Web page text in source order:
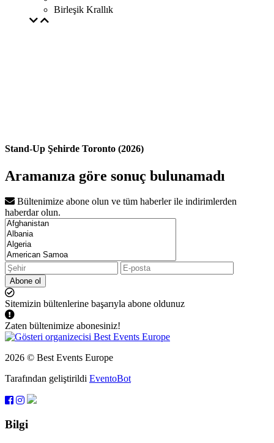
Birleşik Krallık
Stand-Up Şehirde Toronto (2026)
Aramanıza göre sonuç bulunamadı
Bültenimize abone olun ve tüm haberler ile indirimlerden
haberdar olun.
Abone ol
Sitemizin bültenlerine başarıyla abone oldunuz
Zaten bültenimize abonesiniz!
2026 © Best Events Europe
Tarafından geliştirildi EventoBot
Bilgi